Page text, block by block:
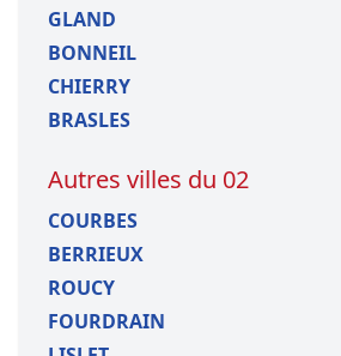
GLAND
BONNEIL
CHIERRY
BRASLES
Autres villes du 02
COURBES
BERRIEUX
ROUCY
FOURDRAIN